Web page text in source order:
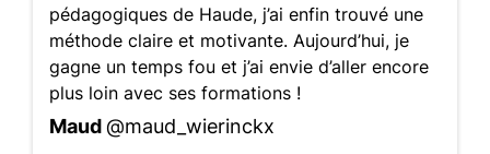
pédagogiques de Haude, j’ai enfin trouvé une
méthode claire et motivante. Aujourd’hui, je
gagne un temps fou et j’ai envie d’aller encore
plus loin avec ses formations !
Maud@maud_wierinckx